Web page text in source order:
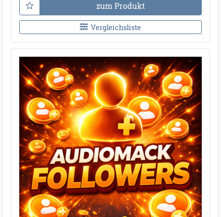
zum Produkt
Vergleichsliste